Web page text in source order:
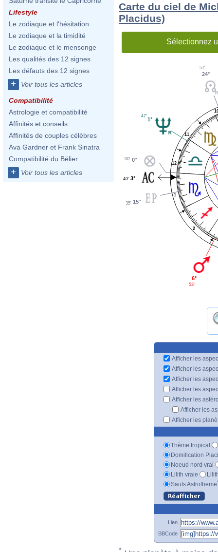
Lifestyle
Le zodiaque et l'hésitation
Le zodiaque et la timidité
Le zodiaque et le mensonge
Les qualités des 12 signes
Les défauts des 12 signes
+ Voir tous les articles
Compatibilité
Astrologie et compatibilité
Affinités et conseils
Affinités de couples célèbres
Ava Gardner et Frank Sinatra
Compatibilité du Bélier
+ Voir tous les articles
Carte du ciel de
Placidus)
Sélectionnez
1
2
11
12
24°
57'
1°
47'
0°
00'
3°
40'
15°
35'
6°
53'
Afficher les
Afficher les
Afficher les
Afficher les
Afficher les
Afficher les
Afficher les
Thème tropical
Domification
Noeud nord vrai
Lilith vraie
Sauts Astrotheme
Lien
BBCode
*